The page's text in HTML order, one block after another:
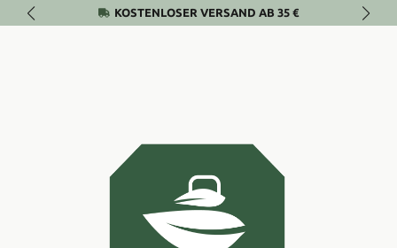
Zum Hauptinhalt springenKOSTENLOSER VERSAND AB 35 €